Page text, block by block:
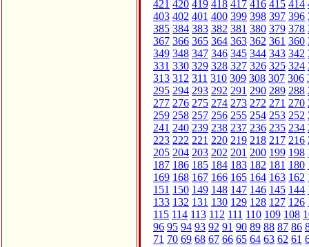
421 420 419 418 417 416 415 414
403 402 401 400 399 398 397 396
385 384 383 382 381 380 379 378
367 366 365 364 363 362 361 360
349 348 347 346 345 344 343 342
331 330 329 328 327 326 325 324
313 312 311 310 309 308 307 306
295 294 293 292 291 290 289 288
277 276 275 274 273 272 271 270
259 258 257 256 255 254 253 252
241 240 239 238 237 236 235 234
223 222 221 220 219 218 217 216
205 204 203 202 201 200 199 198
187 186 185 184 183 182 181 180
169 168 167 166 165 164 163 162
151 150 149 148 147 146 145 144
133 132 131 130 129 128 127 126
115 114 113 112 111 110 109 108
96 95 94 93 92 91 90 89 88 87 86
71 70 69 68 67 66 65 64 63 62 61